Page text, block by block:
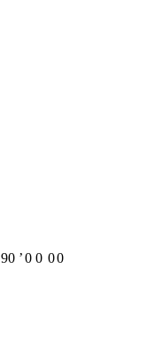
90 ʼ0 0 00